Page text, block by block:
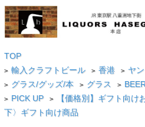
TOP
> 輸入クラフトビール > 香港 > ヤ
> グラス/グッズ/本 > グラス >
> PICK UP > 【価格別】ギフト向け
下〉ギフト向け商品